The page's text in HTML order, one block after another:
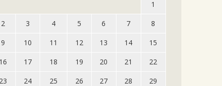
1
2 3 4 5 6 7 8
9 10 11 12 13 14 15
17 18 19 20 21 22
24 25 26 27 28 29